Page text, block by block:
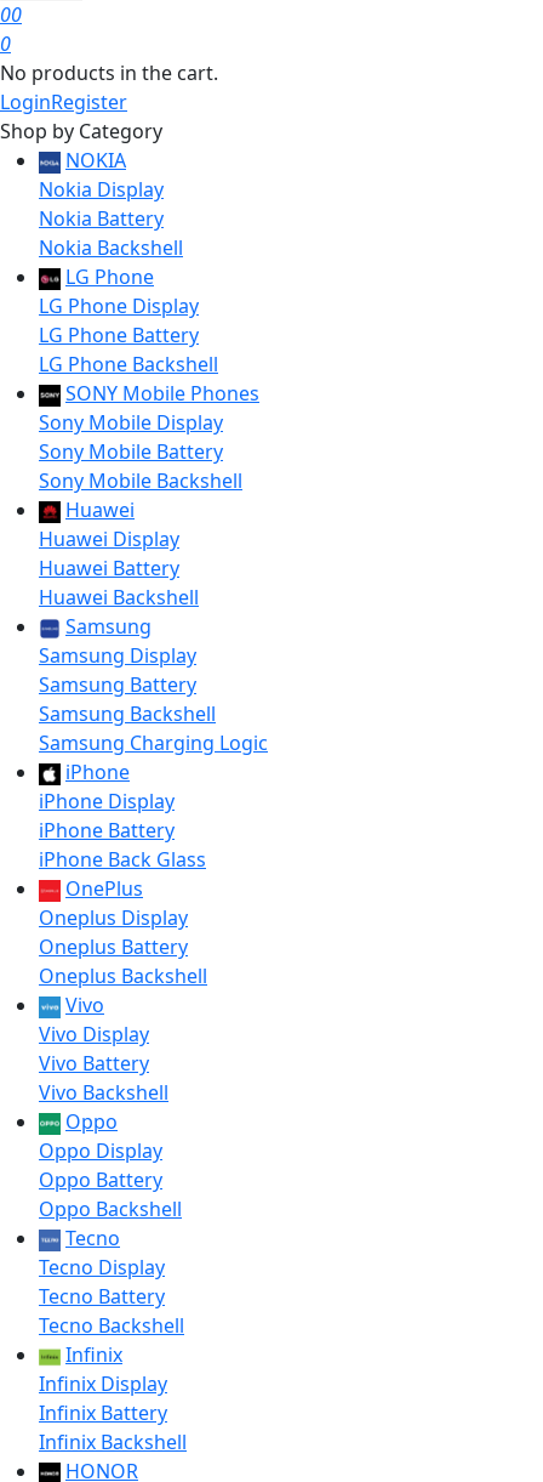
00
0
No products in the cart.
LoginRegister
Shop by Category
NOKIA
Nokia Display
Nokia Battery
Nokia Backshell
LG Phone
LG Phone Display
LG Phone Battery
LG Phone Backshell
SONY Mobile Phones
Sony Mobile Display
Sony Mobile Battery
Sony Mobile Backshell
Huawei
Huawei Display
Huawei Battery
Huawei Backshell
Samsung
Samsung Display
Samsung Battery
Samsung Backshell
Samsung Charging Logic
iPhone
iPhone Display
iPhone Battery
iPhone Back Glass
OnePlus
Oneplus Display
Oneplus Battery
Oneplus Backshell
Vivo
Vivo Display
Vivo Battery
Vivo Backshell
Oppo
Oppo Display
Oppo Battery
Oppo Backshell
Tecno
Tecno Display
Tecno Battery
Tecno Backshell
Infinix
Infinix Display
Infinix Battery
Infinix Backshell
HONOR